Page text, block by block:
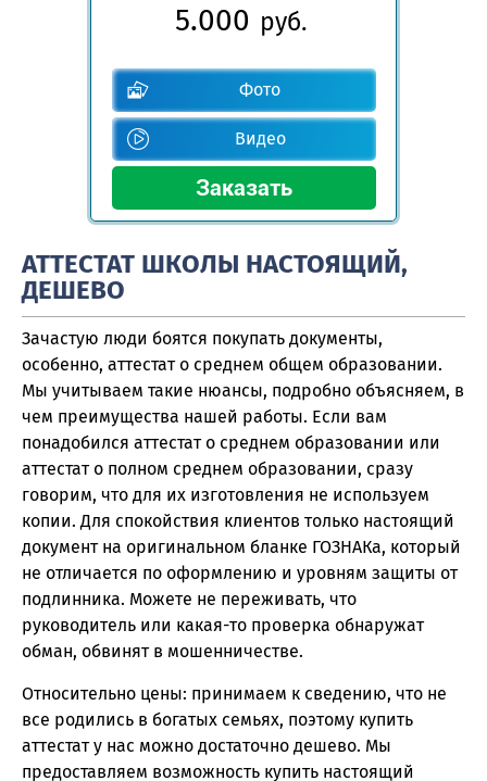
5.000 руб.
Фото
Видео
АТТЕСТАТ ШКОЛЫ НАСТОЯЩИЙ,
ДЕШЕВО
Зачастую люди боятся покупать документы,
особенно, аттестат о среднем общем образовании.
Мы учитываем такие нюансы, подробно объясняем, в
чем преимущества нашей работы. Если вам
понадобился аттестат о среднем образовании или
аттестат о полном среднем образовании, сразу
говорим, что для их изготовления не используем
копии. Для спокойствия клиентов только настоящий
документ на оригинальном бланке ГОЗНАКа, который
не отличается по оформлению и уровням защиты от
подлинника. Можете не переживать, что
руководитель или какая-то проверка обнаружат
обман, обвинят в мошенничестве.
Относительно цены: принимаем к сведению, что не
все родились в богатых семьях, поэтому купить
аттестат у нас можно достаточно дешево. Мы
предоставляем возможность купить настоящий